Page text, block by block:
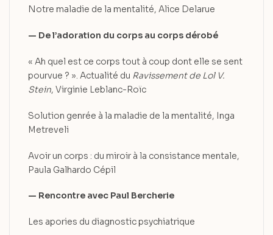
Notre maladie de la mentalité, Alice Delarue
— De l’adoration du corps au corps dérobé
« Ah quel est ce corps tout à coup dont elle se sent
pourvue ? ». Actualité du Ravissement de Lol V.
Stein, Virginie Leblanc-Roïc
Solution genrée à la maladie de la mentalité, Inga
Metreveli
Avoir un corps : du miroir à la consistance mentale,
Paula Galhardo Cépil
— Rencontre avec Paul Bercherie
Les apories du diagnostic psychiatrique